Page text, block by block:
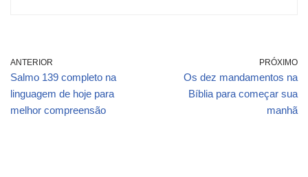
ANTERIOR
Salmo 139 completo na
linguagem de hoje para
melhor compreensão
PRÓXIMO
Os dez mandamentos na
Bíblia para começar sua
manhã